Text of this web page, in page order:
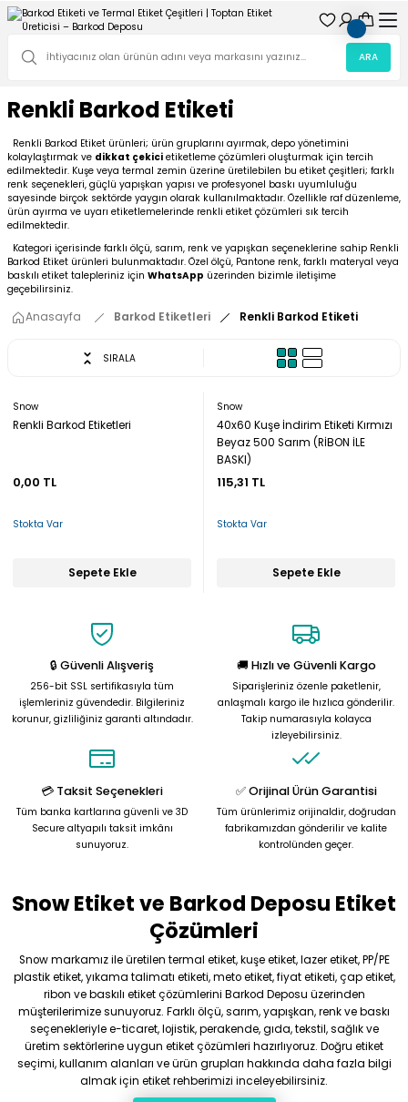
ARA
Renkli Barkod Etiketi
Renkli Barkod Etiket ürünleri; ürün gruplarını ayırmak, depo yönetimini
kolaylaştırmak ve dikkat çekici etiketleme çözümleri oluşturmak için tercih
edilmektedir. Kuşe veya termal zemin üzerine üretilebilen bu etiket çeşitleri; farklı
renk seçenekleri, güçlü yapışkan yapısı ve profesyonel baskı uyumluluğu
sayesinde birçok sektörde yaygın olarak kullanılmaktadır. Özellikle raf düzenleme,
ürün ayırma ve uyarı etiketlemelerinde renkli etiket çözümleri sık tercih
edilmektedir.
Kategori içerisinde farklı ölçü, sarım, renk ve yapışkan seçeneklerine sahip Renkli
Barkod Etiket ürünleri bulunmaktadır. Özel ölçü, Pantone renk, farklı materyal veya
baskılı etiket talepleriniz için WhatsApp üzerinden bizimle iletişime
geçebilirsiniz.
Anasayfa Barkod Etiketleri Renkli Barkod Etiketi
SIRALA
Snow
Renkli Barkod Etiketleri
0,00 TL
Stokta Var
Sepete Ekle
Snow
40x60 Kuşe İndirim Etiketi Kırmızı
Beyaz 500 Sarım (RİBON İLE
BASKI)
115,31 TL
Stokta Var
Sepete Ekle
🔒 Güvenli Alışveriş
256-bit SSL sertifikasıyla tüm
işlemleriniz güvendedir. Bilgileriniz
korunur, gizliliğiniz garanti altındadır.
🚚 Hızlı ve Güvenli Kargo
Siparişleriniz özenle paketlenir,
anlaşmalı kargo ile hızlıca gönderilir.
Takip numarasıyla kolayca
izleyebilirsiniz.
💳 Taksit Seçenekleri
Tüm banka kartlarına güvenli ve 3D
Secure altyapılı taksit imkânı
sunuyoruz.
✅ Orijinal Ürün Garantisi
Tüm ürünlerimiz orijinaldir, doğrudan
fabrikamızdan gönderilir ve kalite
kontrolünden geçer.
Snow Etiket ve Barkod Deposu Etiket
Çözümleri
Snow markamız ile üretilen termal etiket, kuşe etiket, lazer etiket, PP/PE
plastik etiket, yıkama talimatı etiketi, meto etiket, fiyat etiketi, çap etiket,
ribon ve baskılı etiket çözümlerini Barkod Deposu üzerinden
müşterilerimize sunuyoruz. Farklı ölçü, sarım, yapışkan, renk ve baskı
seçenekleriyle e-ticaret, lojistik, perakende, gıda, tekstil, sağlık ve
üretim sektörlerine uygun etiket çözümleri hazırlıyoruz. Doğru etiket
seçimi, kullanım alanları ve ürün grupları hakkında daha fazla bilgi
almak için etiket rehberimizi inceleyebilirsiniz.